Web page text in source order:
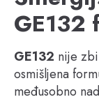
GE132
GE132 nije
osmišljena
međusobno